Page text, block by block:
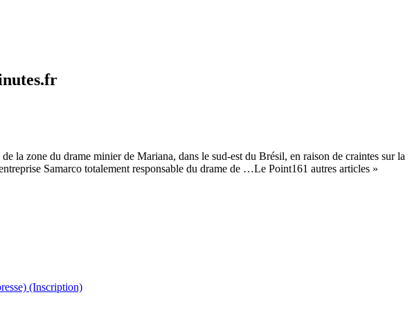
la zone du drame minier de Mariana, dans le sud-est du Brésil, en raison de craintes sur la
Samarco totalement responsable du drame de …Le Point161 autres articles »
(Inscription)